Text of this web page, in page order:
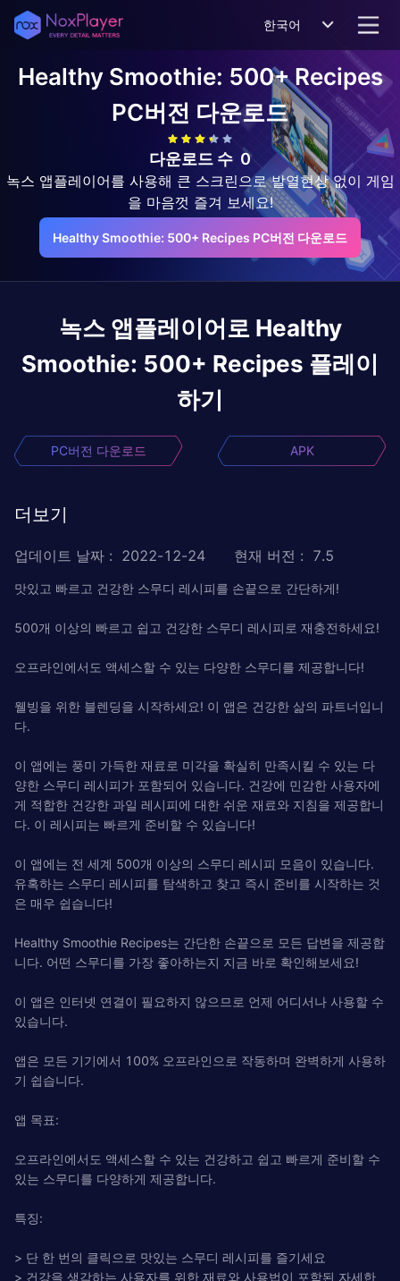
한국어
Healthy Smoothie: 500+ Recipes
PC버전 다운로드
다운로드 수 0
녹스 앱플레이어를 사용해 큰 스크린으로 발열현상 없이 게임
을 마음껏 즐겨 보세요!
Healthy Smoothie: 500+ Recipes PC버전 다운로드
녹스 앱플레이어로 Healthy
Smoothie: 500+ Recipes 플레이
하기
PC버전 다운로드 APK
더보기
업데이트 날짜 : 2022-12-24 현재 버전 : 7.5
맛있고 빠르고 건강한 스무디 레시피를 손끝으로 간단하게!
500개 이상의 빠르고 쉽고 건강한 스무디 레시피로 재충전하세요!
오프라인에서도 액세스할 수 있는 다양한 스무디를 제공합니다!
웰빙을 위한 블렌딩을 시작하세요! 이 앱은 건강한 삶의 파트너입니
다.
이 앱에는 풍미 가득한 재료로 미각을 확실히 만족시킬 수 있는 다
양한 스무디 레시피가 포함되어 있습니다. 건강에 민감한 사용자에
게 적합한 건강한 과일 레시피에 대한 쉬운 재료와 지침을 제공합니
다. 이 레시피는 빠르게 준비할 수 있습니다!
이 앱에는 전 세계 500개 이상의 스무디 레시피 모음이 있습니다.
유혹하는 스무디 레시피를 탐색하고 찾고 즉시 준비를 시작하는 것
은 매우 쉽습니다!
Healthy Smoothie Recipes는 간단한 손끝으로 모든 답변을 제공합
니다. 어떤 스무디를 가장 좋아하는지 지금 바로 확인해보세요!
이 앱은 인터넷 연결이 필요하지 않으므로 언제 어디서나 사용할 수
있습니다.
앱은 모든 기기에서 100% 오프라인으로 작동하며 완벽하게 사용하
기 쉽습니다.
앱 목표:
오프라인에서도 액세스할 수 있는 건강하고 쉽고 빠르게 준비할 수
있는 스무디를 다양하게 제공합니다.
특징:
> 단 한 번의 클릭으로 맛있는 스무디 레시피를 즐기세요
> 건강을 생각하는 사용자를 위한 재료와 사용법이 포함된 자세한